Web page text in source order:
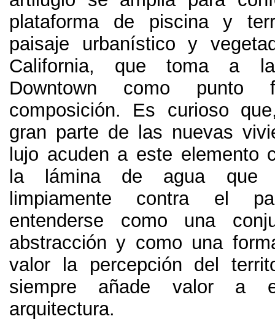
plataforma de piscina y
paisaje urbanístico y
California, que toma a
Downtown como
composición. Es curioso
gran parte de las nuevas
lujo acuden a este elemento
la lámina de agua que
limpiamente contra el
entenderse como una
abstracción y como una
valor la percepción del
siempre añade valor a
arquitectura.